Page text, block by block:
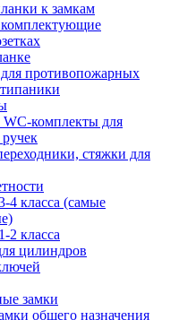
к замкам
противопожарных
комплекты для
стяжки для
класса (самые
класса
цилиндров
замки
общего назначения